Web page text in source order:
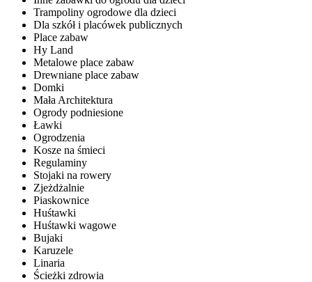
Trampoliny ogrodowe dla dzieci
Dla szkół i placówek publicznych
Place zabaw
Hy Land
Metalowe place zabaw
Drewniane place zabaw
Domki
Mała Architektura
Ogrody podniesione
Ławki
Ogrodzenia
Kosze na śmieci
Regulaminy
Stojaki na rowery
Zjeżdżalnie
Piaskownice
Huśtawki
Huśtawki wagowe
Bujaki
Karuzele
Linaria
Ścieżki zdrowia